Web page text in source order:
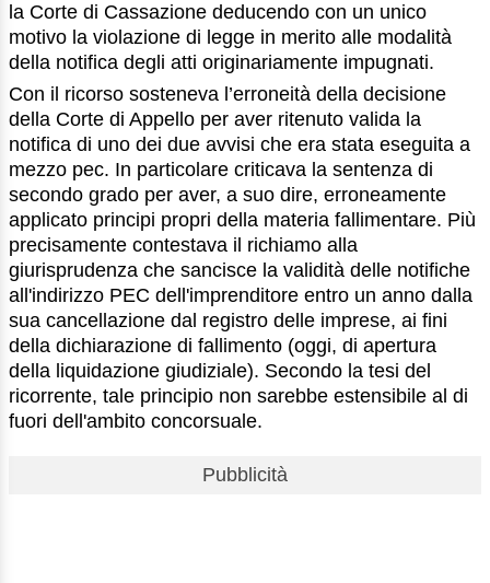
la Corte di Cassazione deducendo con un unico
motivo la violazione di legge in merito alle modalità
della notifica degli atti originariamente impugnati.
Con il ricorso sosteneva l’erroneità della decisione
della Corte di Appello per aver ritenuto valida la
notifica di uno dei due avvisi che era stata eseguita a
mezzo pec. In particolare criticava la sentenza di
secondo grado per aver, a suo dire, erroneamente
applicato principi propri della materia fallimentare. Più
precisamente contestava il richiamo alla
giurisprudenza che sancisce la validità delle notifiche
all'indirizzo PEC dell'imprenditore entro un anno dalla
sua cancellazione dal registro delle imprese, ai fini
della dichiarazione di fallimento (oggi, di apertura
della liquidazione giudiziale). Secondo la tesi del
ricorrente, tale principio non sarebbe estensibile al di
fuori dell'ambito concorsuale.
Pubblicità